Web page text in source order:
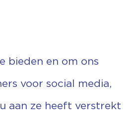
bieden en om ons
voor social media,
aan ze heeft verstrekt